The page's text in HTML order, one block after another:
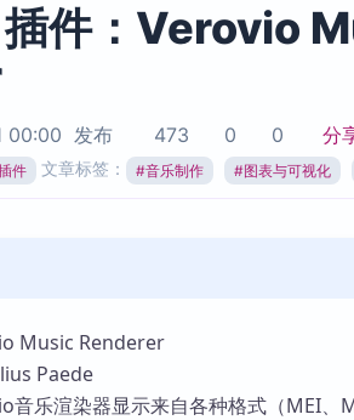
Zotero 插件
件：Verovio
00:00 发布 473 0 0 分
件 文章标签： #音乐制作 #图表与可视化
Music Renderer
Paede
音乐渲染器显示来自各种格式（MEI、